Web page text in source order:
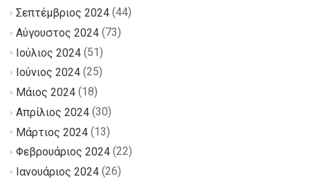
Σεπτέμβριος 2024 (44)
Αύγουστος 2024 (73)
Ιούλιος 2024 (51)
Ιούνιος 2024 (25)
Μάιος 2024 (18)
Απρίλιος 2024 (30)
Μάρτιος 2024 (13)
Φεβρουάριος 2024 (22)
Ιανουάριος 2024 (26)